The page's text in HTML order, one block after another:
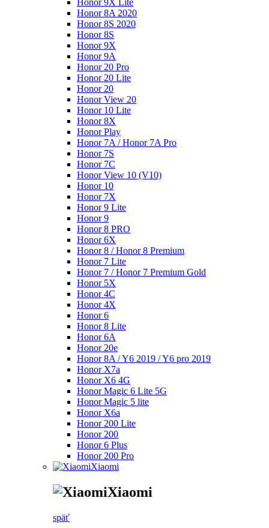
Honor 9X Lite
Honor 8A 2020
Honor 8S 2020
Honor 8S
Honor 9X
Honor 9A
Honor 20 Pro
Honor 20 Lite
Honor 20
Honor View 20
Honor 10 Lite
Honor 8X
Honor Play
Honor 7A / Honor 7A Pro
Honor 7S
Honor 7C
Honor View 10 (V10)
Honor 10
Honor 7X
Honor 9 Lite
Honor 9
Honor 8 PRO
Honor 6X
Honor 8 / Honor 8 Premium
Honor 7 Lite
Honor 7 / Honor 7 Premium Gold
Honor 5X
Honor 4C
Honor 4X
Honor 6
Honor 8 Lite
Honor 6A
Honor 20e
Honor 8A / Y6 2019 / Y6 pro 2019
Honor X7a
Honor X6 4G
Honor Magic 6 Lite 5G
Honor Magic 5 lite
Honor X6a
Honor 200 Lite
Honor 200
Honor 6 Plus
Honor 200 Pro
Xiaomi
Xiaomi
späť